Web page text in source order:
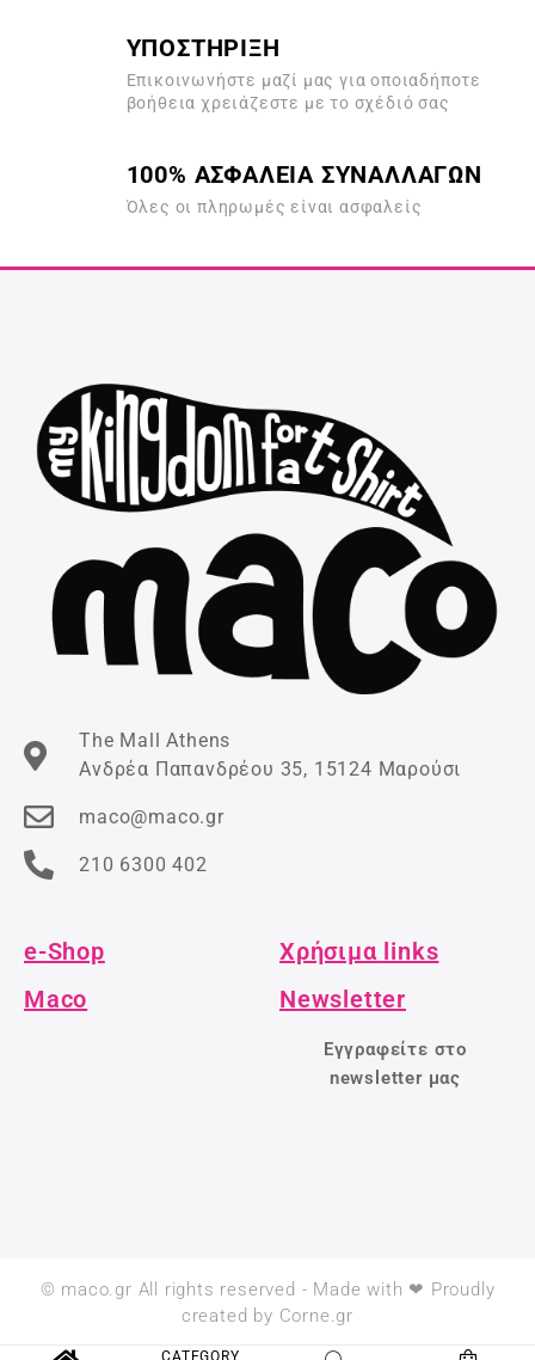
ΥΠΟΣΤΗΡΙΞΗ
Επικοινωνήστε μαζί μας για οποιαδήποτε
βοήθεια χρειάζεστε με το σχέδιό σας
100% ΑΣΦΑΛΕΙΑ ΣΥΝΑΛΛΑΓΩΝ
Όλες οι πληρωμές είναι ασφαλείς
The Mall Athens
Ανδρέα Παπανδρέου 35, 15124 Μαρούσι
maco@maco.gr
210 6300 402
e-Shop
Χρήσιμα links
Maco
Newsletter
Εγγραφείτε στο
newsletter μας
© maco.gr All rights reserved - Made with ❤ Proudly
created by Corne.gr
CATEGORY